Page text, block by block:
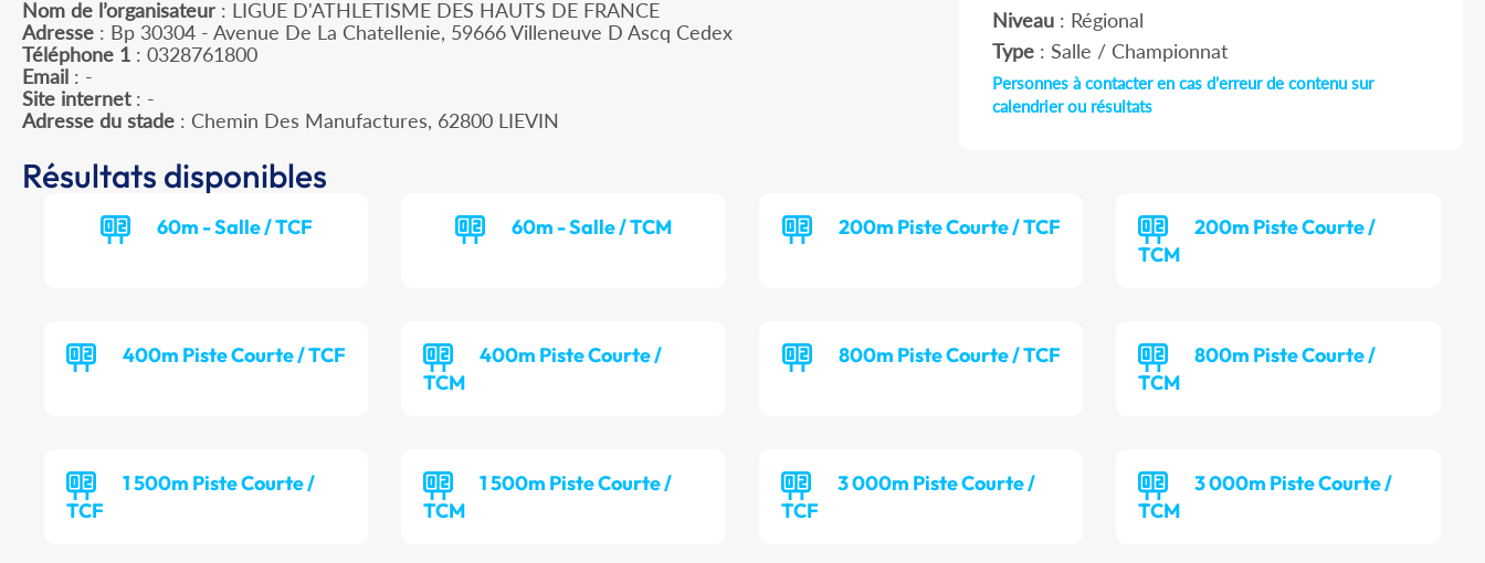
Nom de l’organisateur : LIGUE D'ATHLETISME DES HAUTS DE FRANCE
Adresse : Bp 30304 - Avenue De La Chatellenie, 59666 Villeneuve D Ascq Cedex
Téléphone 1 : 0328761800
Email : -
Site internet: -
Adresse du stade : Chemin Des Manufactures, 62800 LIEVIN
Niveau: Régional
Type: Salle / Championnat
Personnes à contacter en cas d'erreur de contenu sur
calendrier ou résultats
Résultats disponibles
60m - Salle / TCF 60m - Salle / TCM 200m Piste Courte / TCF
200m Piste Courte /
TCM
400m Piste Courte / TCF
400m Piste Courte /
TCM
800m Piste Courte / TCF
800m Piste Courte /
TCM
1 500m Piste Courte /
TCF
1 500m Piste Courte /
TCM
3 000m Piste Courte /
TCF
3 000m Piste Courte /
TCM